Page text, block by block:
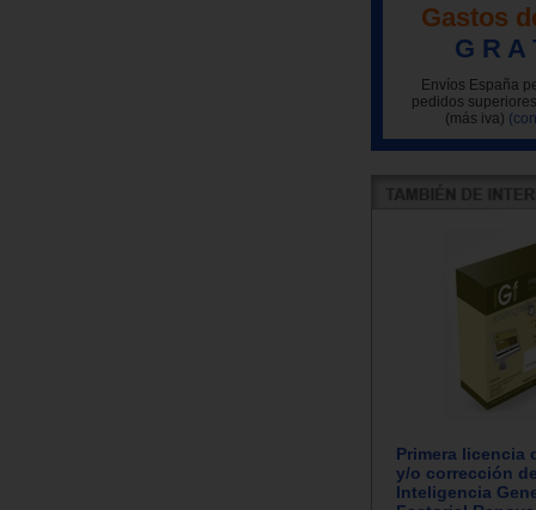
Gastos
G R A
Envíos España
pedidos
(más iva)
Primera licencia
y/o corrección
Inteligencia